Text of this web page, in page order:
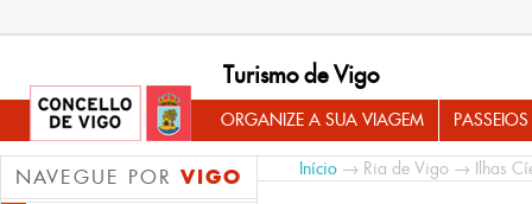
Turismo de Vigo
ORGANIZE A SUA VIAGEM
NAVEGUE POR VIGO Início → Ria de Vigo → Ilhas